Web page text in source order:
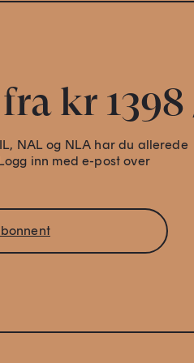
kr 1398
NAL og NLA har du allerede
inn med e-post over